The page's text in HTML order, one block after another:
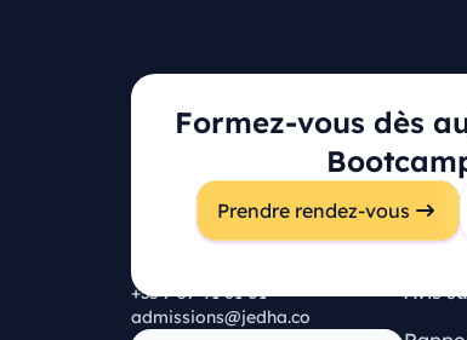
Formez-vous dès
Prendre rendez-vous
Campus principal
116 Rue du Faubourg Saint-
75010 Paris
+33 7 57 91 61 01
admissions@jedha.co
Avis